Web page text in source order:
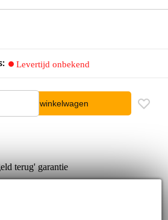
Levertijd onbekend
In winkelwagen
terug' garantie